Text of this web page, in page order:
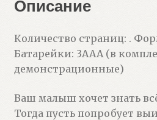
Описание
Количество страниц: .
Батарейки: 3ААА (в
демонстрационные)
Ваш малыш хочет знать
Тогда пусть попробует